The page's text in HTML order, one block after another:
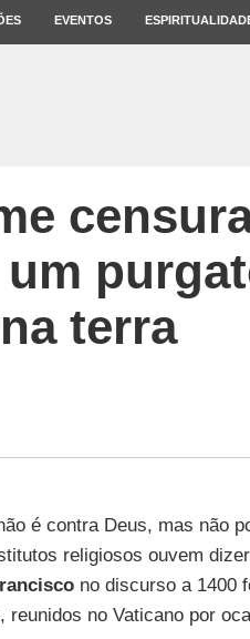
EVENTOS
terra
é contra Deus, mas não
religiosos ouvem
no discurso a 1400
reunidos no Vaticano por